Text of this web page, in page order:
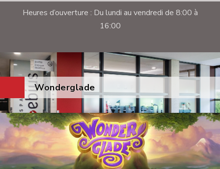
Heures d’ouverture : Du lundi au vendredi de 8:00 à
16:00
Wonderglade